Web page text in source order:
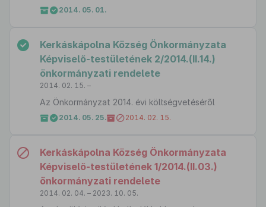
2014. 05. 01.
Kerkáskápolna Község Önkormányzata
Képviselő-testületének 2/2014.(II.14.)
önkormányzati rendelete
2014. 02. 15. –
Az Önkormányzat 2014. évi költségvetéséről
2014. 05. 25. 2014. 02. 15.
Kerkáskápolna Község Önkormányzata
Képviselő-testületének 1/2014.(II.03.)
önkormányzati rendelete
2014. 02. 04. – 2023. 10. 05.